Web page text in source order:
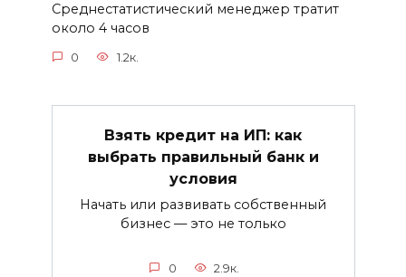
Среднестатистический менеджер тратит
около 4 часов
0 1.2к.
Взять кредит на ИП: как
выбрать правильный банк и
условия
Начать или развивать собственный
бизнес — это не только
0 2.9к.